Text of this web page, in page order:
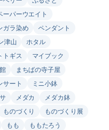
ーパーウエイト
ガラ染め
ペンダント
津山
ホタル
トギス
マイブック
まちばの寺子屋
サート
ミニ小鉢
メダカ
メダカ鉢
ものづくり
ものづくり展
もも
ももたろう